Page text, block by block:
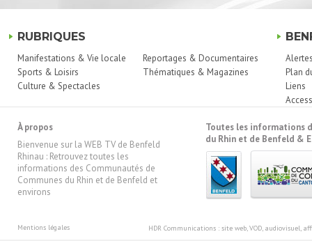
RUBRIQUES
Manifestations & Vie locale
Sports & Loisirs
Culture & Spectacles
Reportages & Documentaires
Thématiques & Magazines
Plan
Liens
À propos
Bienvenue sur la WEB TV de Benfeld
Rhinau : Retrouvez toutes les
informations des Communautés de
Communes du Rhin et de Benfeld et
environs
Toutes les informations
du Rhin et de Benfeld &
Mentions légales HDR Communications : site web, VOD, audiovisuel,